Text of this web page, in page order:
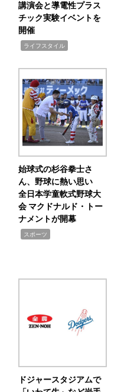
講演会と導電性プラス
チック実験イベントを
開催
ライフスタイル
始球式の杉谷拳士さ
ん、野球に熱い思い
全日本学童軟式野球大
会 マクドナルド・トー
ナメントが開幕
スポーツ
ドジャースタジアムで